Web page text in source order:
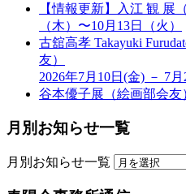
【情報更新】入江 観 展
（木）〜10月13日（火）
古舘高孝 Takayuki
友）
2026年7月10日(金) － 7
谷本優子展（絵画部会友
月別お知らせ一覧
月別お知らせ一覧